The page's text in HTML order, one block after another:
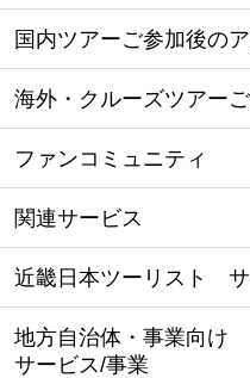
国内ツアーご参加後の
海外・クルーズツアー
ファンコミュニティ
関連サービス
近畿日本ツーリスト
地方自治体・事業向け
サービス/事業